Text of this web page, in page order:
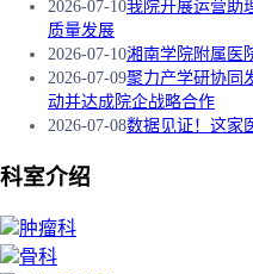
2026-07-10我院开展运营助
质量发展
2026-07-10湘南学院附属医
2026-07-09聚力产学研协同
动并达成院企战略合作
2026-07-08数据见证！这家
科室介绍
肿瘤科
骨科